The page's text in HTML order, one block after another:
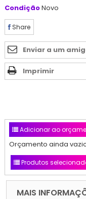
CondiçãoNovo
Share
Enviar a um
Imprimir
Adicionar ao
Orçamento ainda
Produtos
MAIS